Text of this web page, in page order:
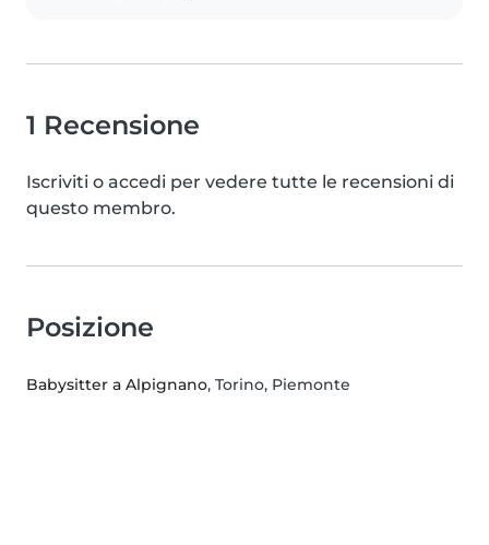
1 Recensione
Iscriviti o accedi per vedere tutte le recensioni di
questo membro.
Posizione
Babysitter a Alpignano, Torino, Piemonte